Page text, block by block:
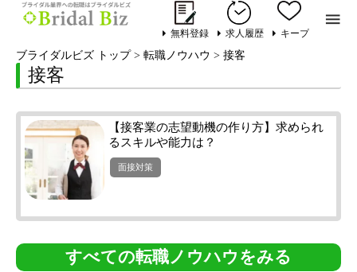

無料登録 求人履歴 キープ
ブライダルビズ トップ> 転職ノウハウ > 接客
接客
【接客業の志望動機の作り方】求められ
るスキルや能力は？
面接対策
すべての転職ノウハウをみる